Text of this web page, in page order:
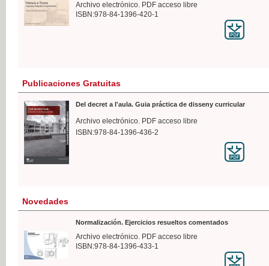
Archivo electrónico. PDF acceso libre
ISBN:978-84-1396-420-1
Publicaciones Gratuitas
Del decret a l'aula. Guia práctica de disseny curricular
Archivo electrónico. PDF acceso libre
ISBN:978-84-1396-436-2
Novedades
Normalización. Ejercicios resueltos comentados
Archivo electrónico. PDF acceso libre
ISBN:978-84-1396-433-1